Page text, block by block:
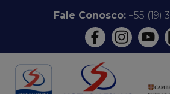
conteúdo
Fale Conosco:+55 (19)